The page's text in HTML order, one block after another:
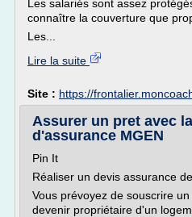
Les salariés sont assez
connaître la couverture que
Les...
Lire la suite
Site : https://
Assurer un pret avec
d'assurance MGEN
Pin It
Réaliser un devis assurance
Vous prévoyez de souscrire
devenir propriétaire d'un